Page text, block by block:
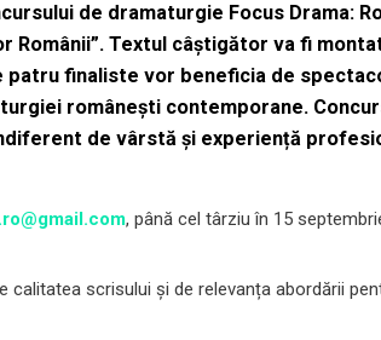
de dramaturgie Focus Drama:
Textul câștigător va fi
patru finaliste vor beneficia de
românești contemporane.
de vârstă și experiență
, până cel târziu în 15
calitatea scrisului și de relevanța abordării